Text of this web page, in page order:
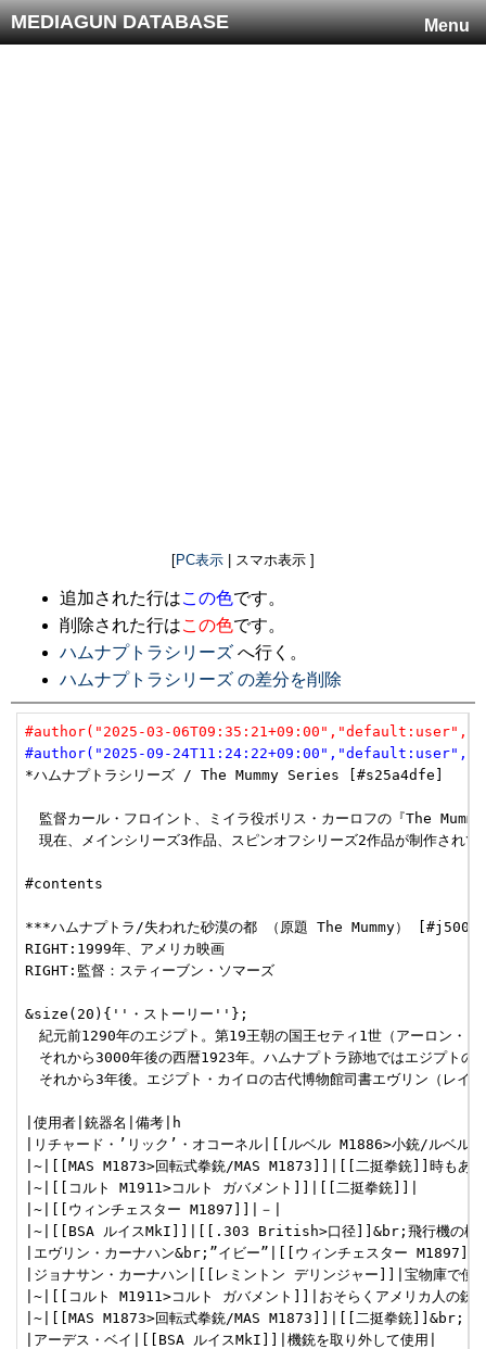
Menu
MEDIAGUN DATABASE
[PC表示 | スマホ表示 ]
追加された行はこの色です。
削除された行はこの色です。
ハムナプトラシリーズ へ行く。
ハムナプトラシリーズ の差分を削除
#author("2025-03-
#author("2025-09-
*ハムナプトラシリーズ / The Mummy Series [#s25a4dfe]
監督カール・フロイント、ミイラ役ボリス・カーロフの『The
現在、メインシリーズ3作品、スピンオフシリーズ2作品が制作されて
#contents
***ハムナプトラ/失われた砂漠の都 （原題 The Mummy）
RIGHT:1999年、アメリカ映画
RIGHT:監督：スティーブン・ソマーズ
&size(20){''・ストーリー''};
紀元前1290年のエジプト。第19王朝の国王セティ1世（アーロン・イ
それから3000年後の西暦1923年。ハムナプトラ跡地ではエジプトの
それから3年後。エジプト・カイロの古代博物館司書エヴリン（レイ
|使用者|銃器名|備考|h
|リチャード・’リック’・オコーネル|[[ルベル M1886>小銃/ルベ
|~|[[MAS M1873>回転式拳銃/MAS M1873]]|[[二挺拳銃]]時もあ
|~|[[コルト M1911>コルト ガバメント]]|[[二挺拳銃]]|
|~|[[ウィンチェスター M1897]]|－|
|~|[[BSA ルイスMkI]]|[[.303 British>口径]]&br;飛行機の機
|エヴリン・カーナハン&br;”イビー”|[[ウィンチェスター M1897]]|
|ジョナサン・カーナハン|[[レミントン デリンジャー]]|宝物庫で使
|~|[[コルト M1911>コルト ガバメント]]|おそらくアメリカ人の銃
|~|[[MAS M1873>回転式拳銃/MAS M1873]]|[[二挺拳銃]]&br;リ
|アーデス・ベイ|[[BSA ルイスMkI]]|機銃を取り外して使用|